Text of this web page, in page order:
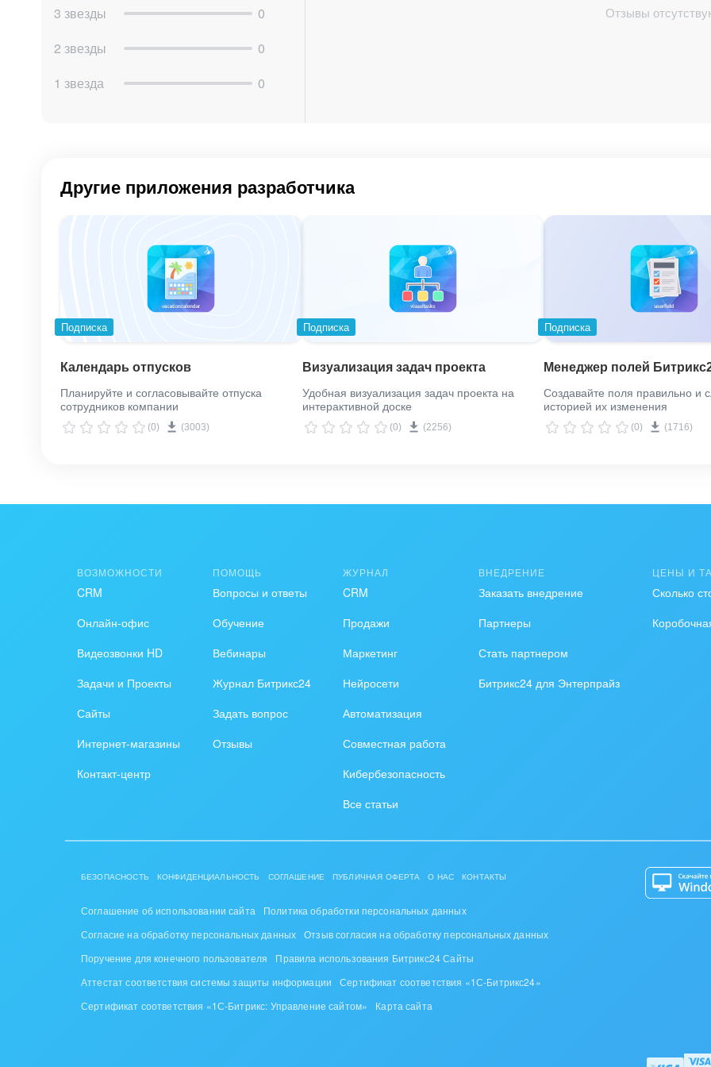
повышает вовлечённость, ускоряет работу и помогает руководителям контролировать ключевые
3 звезды
0
2 звезды
0
1 звезда
0
Отзывы
Другие приложения разработчика
Подписка
Календарь отпусков
Планируйте и согласовывайте отпуска
сотрудников компании
(0) (3003)
Подписка
Визуализация задач проекта
Удобная визуализация задач проекта на
интерактивной доске
(0) (2256)
Подписка
Менеджер полей
Создавайте поля правильно и
историей их изменения
(0) (1716)
ВОЗМОЖНОСТИ
CRM
Онлайн-офис
Видеозвонки HD
Задачи и Проекты
Сайты
Интернет-магазины
Контакт-центр
ПОМОЩЬ
Вопросы и ответы
Обучение
Вебинары
Журнал Битрикс24
Задать вопрос
Отзывы
ЖУРНАЛ
CRM
Продажи
Маркетинг
Нейросети
Автоматизация
Совместная работа
Кибербезопасность
Все статьи
ВНЕДРЕНИЕ
Заказать внедрение
Партнеры
Стать партнером
Битрикс24 для Энтерпрайз
ЦЕНЫ И
Сколько
БЕЗОПАСНОСТЬ КОНФИДЕНЦИАЛЬНОСТЬ СОГЛАШЕНИЕ ПУБЛИЧНАЯ ОФЕРТА О НАС КОНТАКТЫ
Соглашение об использовании сайта
Политика обработки персональных данных
Согласие на обработку персональных данных Отзыв согласия на обработку персональных данных
Поручение для конечного пользователя
Правила использования Битрикс24 Сайты
Аттестат соответствия системы защиты информации
Сертификат соответствия «1С-Битрикс24»
Сертификат соответствия «1С-Битрикс: Управление сайтом»
Карта сайта